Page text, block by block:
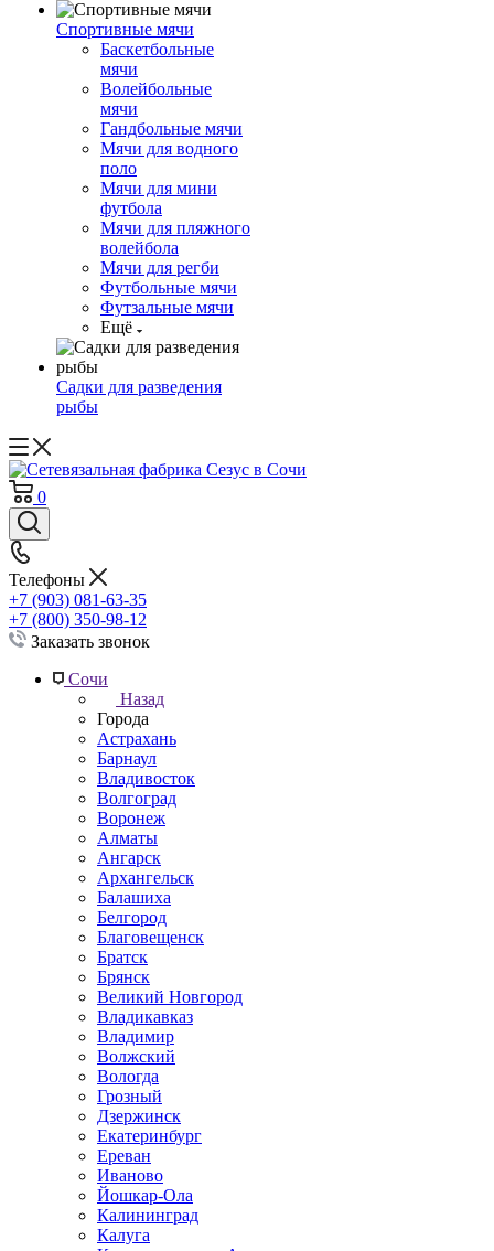
Спортивные мячи
Баскетбольные
мячи
Волейбольные
мячи
Гандбольные мячи
Мячи для водного
поло
Мячи для мини
футбола
Мячи для пляжного
волейбола
Мячи для регби
Футбольные мячи
Футзальные мячи
Ещё
Садки для разведения
рыбы
0
Телефоны
+7 (903) 081-63-35
+7 (800) 350-98-12
Заказать звонок
Сочи
Назад
Города
Астрахань
Барнаул
Владивосток
Волгоград
Воронеж
Алматы
Ангарск
Архангельск
Балашиха
Белгород
Благовещенск
Братск
Брянск
Великий Новгород
Владикавказ
Владимир
Волжский
Вологда
Грозный
Дзержинск
Екатеринбург
Ереван
Иваново
Йошкар-Ола
Калининград
Калуга